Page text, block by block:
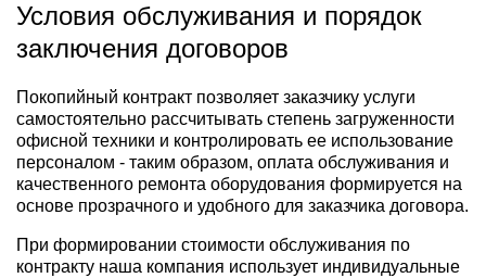
Условия обслуживания и порядок
заключения договоров
Покопийный контракт позволяет заказчику услуги
самостоятельно рассчитывать степень загруженности
офисной техники и контролировать ее использование
персоналом - таким образом, оплата обслуживания и
качественного ремонта оборудования формируется на
основе прозрачного и удобного для заказчика договора.
При формировании стоимости обслуживания по
контракту наша компания использует индивидуальные